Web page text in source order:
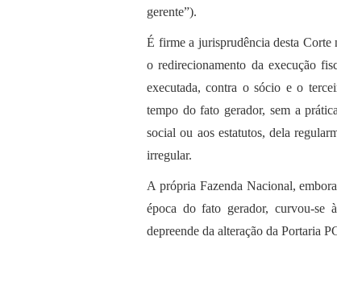
gerente”).
É firme a jurisprudência desta
o redirecionamento da execução
executada, contra o sócio e o
tempo do fato gerador, sem a
social ou aos estatutos, dela
irregular.
A própria Fazenda Nacional,
época do fato gerador, curvou-se
depreende da alteração da Portaria